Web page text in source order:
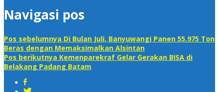
Navigasi pos
Pos sebelumnya Di Bulan Juli, Banyuwangi Panen 55.975 Ton
Beras dengan Memaksimalkan Alsintan
Pos berikutnya Kemenparekraf Gelar Gerakan BISA di
Belakang Padang Batam